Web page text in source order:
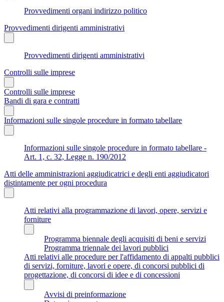
Provvedimenti organi indirizzo politico
Provvedimenti dirigenti amministrativi
Provvedimenti dirigenti amministrativi
Controlli sulle imprese
Controlli sulle imprese
Bandi di gara e contratti
Informazioni sulle singole procedure in formato tabellare
Informazioni sulle singole procedure in formato tabellare -
Art. 1, c. 32, Legge n. 190/2012
Atti delle amministrazioni aggiudicatrici e degli enti aggiudicatori
distintamente per ogni procedura
Atti relativi alla programmazione di lavori, opere, servizi e
forniture
Programma biennale degli acquisiti di beni e servizi
Programma triennale dei lavori pubblici
Atti relativi alle procedure per l'affidamento di appalti pubblici
di servizi, forniture, lavori e opere, di concorsi pubblici di
progettazione, di concorsi di idee e di concessioni
Avvisi di preinformazione